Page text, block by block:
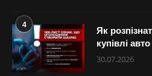
4
Як
купівлі
30.07.2026